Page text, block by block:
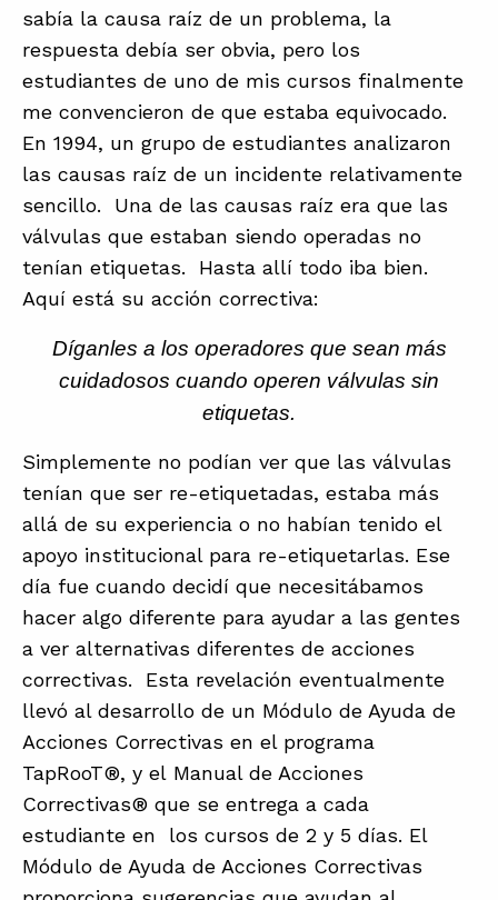
sabía la causa raíz de un problema, la
respuesta debía ser obvia, pero los
estudiantes de uno de mis cursos finalmente
me convencieron de que estaba equivocado.
En 1994, un grupo de estudiantes analizaron
las causas raíz de un incidente relativamente
sencillo. Una de las causas raíz era que las
válvulas que estaban siendo operadas no
tenían etiquetas. Hasta allí todo iba bien.
Aquí está su acción correctiva:
Díganles a los operadores que sean más
cuidadosos cuando operen válvulas sin
etiquetas.
Simplemente no podían ver que las válvulas
tenían que ser re-etiquetadas, estaba más
allá de su experiencia o no habían tenido el
apoyo institucional para re-etiquetarlas. Ese
día fue cuando decidí que necesitábamos
hacer algo diferente para ayudar a las gentes
a ver alternativas diferentes de acciones
correctivas. Esta revelación eventualmente
llevó al desarrollo de un Módulo de Ayuda de
Acciones Correctivas en el programa
TapRooT®, y el Manual de Acciones
Correctivas® que se entrega a cada
estudiante en los cursos de 2 y 5 días. El
Módulo de Ayuda de Acciones Correctivas